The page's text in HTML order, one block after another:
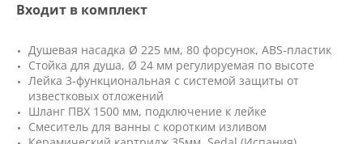
Входит в комплект
Душевая насадка Ø 225 мм, 80 форсунок, ABS-пластик
Стойка для душа, Ø 24 мм регулируемая по высоте
Лейка 3-функциональная с системой защиты от
известковых отложений
Шланг ПВХ 1500 мм, подключение к лейке
Смеситель для ванны с коротким изливом